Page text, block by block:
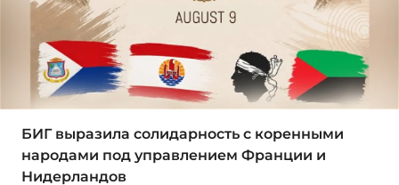
БИГ выразила солидарность с коренными
народами под управлением Франции и
Нидерландов